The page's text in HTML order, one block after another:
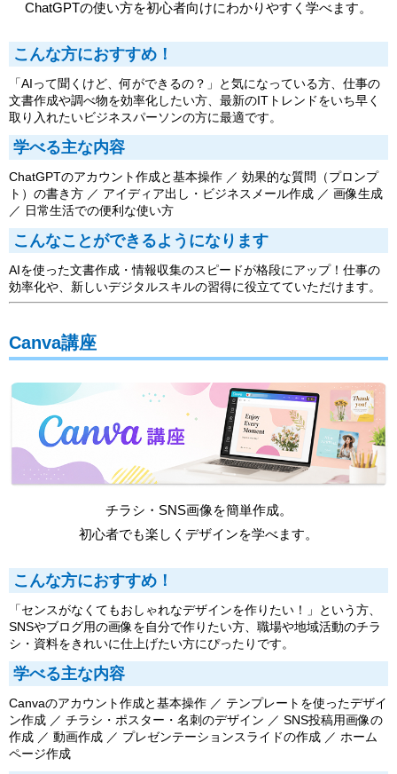
ChatGPTの使い方を初心者向けにわかりやすく学べます。
こんな方におすすめ！
「AIって聞くけど、何ができるの？」と気になっている方、仕事の
文書作成や調べ物を効率化したい方、最新のITトレンドをいち早く
取り入れたいビジネスパーソンの方に最適です。
学べる主な内容
ChatGPTのアカウント作成と基本操作 ／ 効果的な質問（プロンプ
ト）の書き方 ／ アイディア出し・ビジネスメール作成 ／ 画像生成
／ 日常生活での便利な使い方
こんなことができるようになります
AIを使った文書作成・情報収集のスピードが格段にアップ！仕事の
効率化や、新しいデジタルスキルの習得に役立てていただけます。
Canva講座
チラシ・SNS画像を簡単作成。
初心者でも楽しくデザインを学べます。
こんな方におすすめ！
「センスがなくてもおしゃれなデザインを作りたい！」という方、
SNSやブログ用の画像を自分で作りたい方、職場や地域活動のチラ
シ・資料をきれいに仕上げたい方にぴったりです。
学べる主な内容
Canvaのアカウント作成と基本操作 ／ テンプレートを使ったデザイ
ン作成 ／ チラシ・ポスター・名刺のデザイン ／ SNS投稿用画像の
作成 ／ 動画作成 ／ プレゼンテーションスライドの作成 ／ ホーム
ページ作成